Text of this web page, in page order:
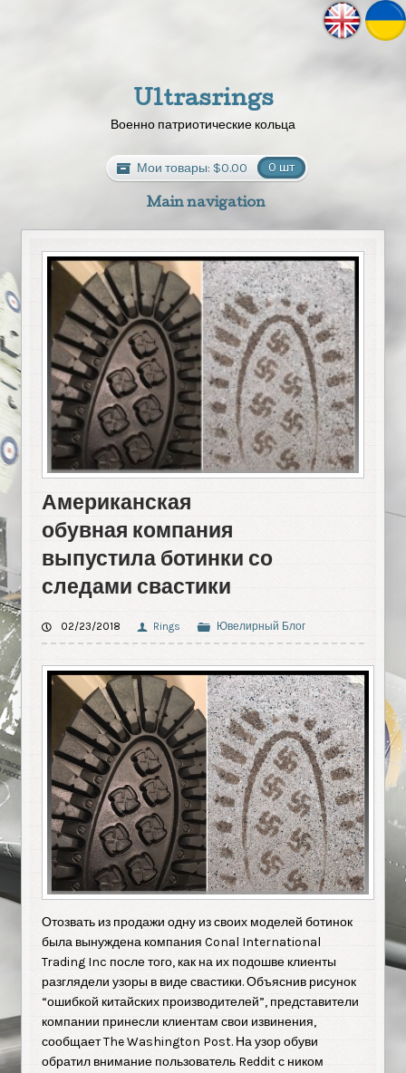
Ultrasrings
Военно патриотические кольца
Мои товары: $0.00 0 шт
Main navigation
Американская
обувная компания
выпустила ботинки со
следами свастики
02/23/2018 Rings Ювелирный Блог
Отозвать из продажи одну из своих моделей ботинок
была вынуждена компания Conal International
Trading Inc после того, как на их подошве клиенты
разглядели узоры в виде свастики. Объяснив рисунок
“ошибкой китайских производителей”, представители
компании принесли клиентам свои извинения,
сообщает The Washington Post. На узор обуви
обратил внимание пользователь Reddit с ником